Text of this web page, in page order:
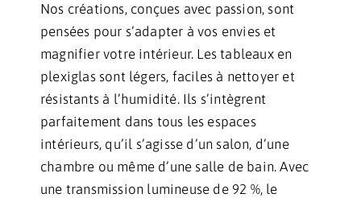
Nos créations, conçues avec passion, sont
pensées pour s’adapter à vos envies et
magnifier votre intérieur. Les tableaux en
plexiglas sont légers, faciles à nettoyer et
résistants à l’humidité. Ils s’intègrent
parfaitement dans tous les espaces
intérieurs, qu’il s’agisse d’un salon, d’une
chambre ou même d’une salle de bain. Avec
une transmission lumineuse de 92 %, le